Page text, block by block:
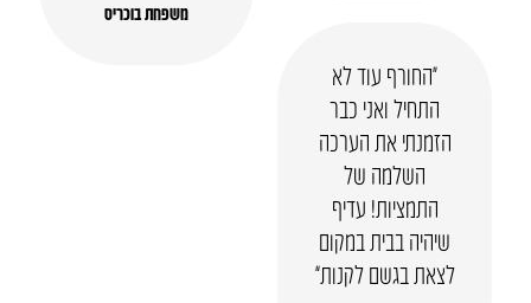
משפחת בוכריס
“החורף עוד לא
התחיל ואני כבר
הזמנתי את הערכה
השלמה של
התמציות! עדיף
שיהיה בבית במקום
לצאת בגשם לקנות”